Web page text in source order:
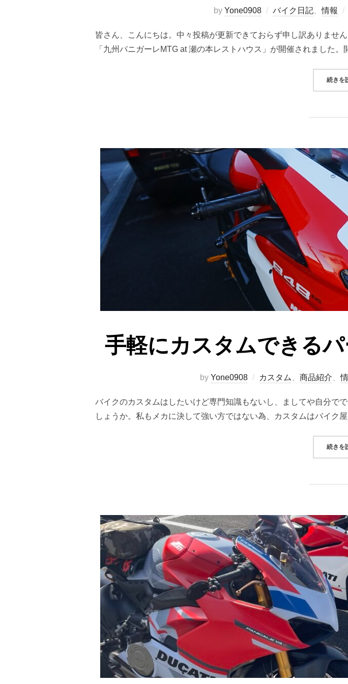
by Yone0908 バイク日記 、情報
皆さん、こんにちは。中々投稿が更新できておらず申し訳ありませ
「九州パニガーレMTG at 瀬の本レストハウス」が開催されました
続きを
手軽にカスタムできる
by Yone0908 カスタム 商品紹介 、
バイクのカスタムはしたいけど専門知識もないし、ましてや自分で
しょうか。私もメカに決して強い方ではない為、カスタムはバイク
続きを